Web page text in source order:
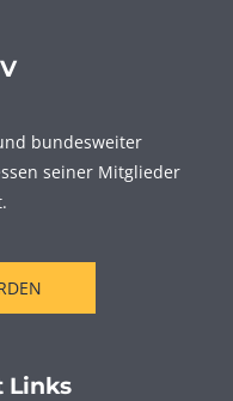
bundesweiter
seiner Mitglieder
Links